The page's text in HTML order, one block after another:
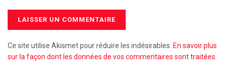
Ce site utilise Akismet pour réduire les indésirables. En savoir plus
sur la façon dont les données de vos commentaires sont traitées.